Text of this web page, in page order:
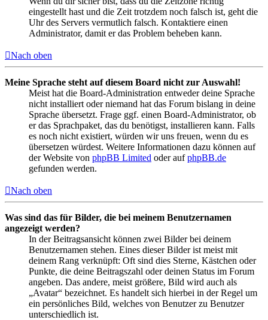
eingestellt hast und die Zeit trotzdem noch falsch ist, geht die
Uhr des Servers vermutlich falsch. Kontaktiere einen
Administrator, damit er das Problem beheben kann.
Nach oben
Meine Sprache steht auf diesem Board nicht zur Auswahl!
Meist hat die Board-Administration entweder deine Sprache
nicht installiert oder niemand hat das Forum bislang in deine
Sprache übersetzt. Frage ggf. einen Board-Administrator, ob
er das Sprachpaket, das du benötigst, installieren kann. Falls
es noch nicht existiert, würden wir uns freuen, wenn du es
übersetzen würdest. Weitere Informationen dazu können auf
der Website von phpBB Limited oder aufphpBB.de
gefunden werden.
Nach oben
Was sind das für Bilder, die bei meinem Benutzernamen
angezeigt werden?
In der Beitragsansicht können zwei Bilder bei deinem
Benutzernamen stehen. Eines dieser Bilder ist meist mit
deinem Rang verknüpft: Oft sind dies Sterne, Kästchen oder
Punkte, die deine Beitragszahl oder deinen Status im Forum
angeben. Das andere, meist größere, Bild wird auch als
„Avatar“ bezeichnet. Es handelt sich hierbei in der Regel um
ein persönliches Bild, welches von Benutzer zu Benutzer
unterschiedlich ist.